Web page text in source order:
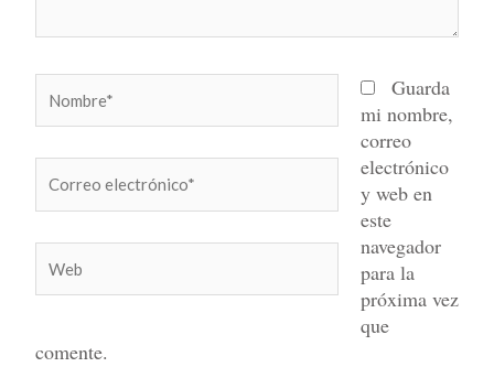
electrónico*
Guarda
mi nombre,
correo
electrónico
y web en
este
navegador
para la
próxima vez
que
comente.